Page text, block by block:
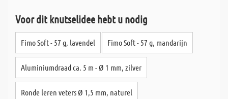
Voor dit knutselidee hebt u nodig
Fimo Soft - 57 g, lavendel Fimo Soft - 57 g, mandarijn
Aluminiumdraad ca. 5 m - Ø 1 mm, zilver
Ronde leren veters Ø 1,5 mm, naturel